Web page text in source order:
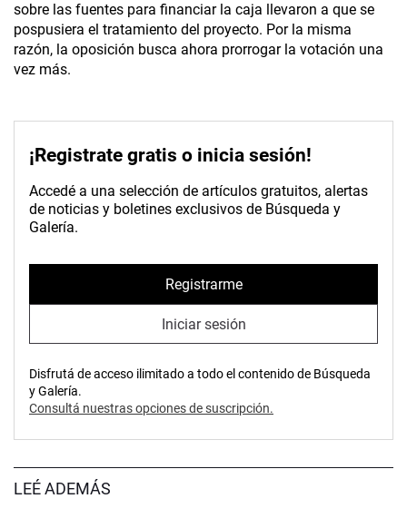
sobre las fuentes para financiar la caja llevaron a que se
pospusiera el tratamiento del proyecto. Por la misma
razón, la oposición busca ahora prorrogar la votación una
vez más.
¡Registrate gratis o inicia sesión!
Accedé a una selección de artículos gratuitos, alertas
de noticias y boletines exclusivos de Búsqueda y
Galería.
Registrarme
Iniciar sesión
Disfrutá de acceso ilimitado a todo el contenido de Búsqueda
y Galería.
Consultá nuestras opciones de suscripción.
LEÉ ADEMÁS